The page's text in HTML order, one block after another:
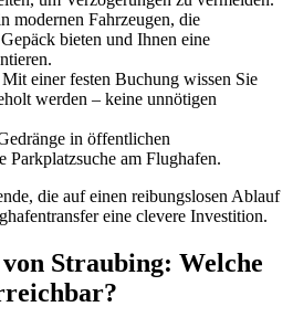
modernen Fahrzeugen, die
bieten und Ihnen eine
Mit einer festen Buchung wissen Sie
werden – keine unnötigen
in öffentlichen
Parkplatzsuche am Flughafen.
die auf einen reibungslosen Ablauf
eine clevere Investition.
Straubing: Welche